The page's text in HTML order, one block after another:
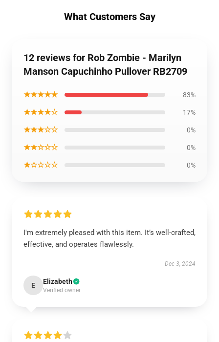
What Customers Say
12 reviews for Rob Zombie - Marilyn
Manson Capuchinho Pullover RB2709
★★★★★ 83%
★★★★☆ 17%
★★★☆☆ 0%
★★☆☆☆ 0%
★☆☆☆☆ 0%
I'm extremely pleased with this item. It’s well-crafted,
effective, and operates flawlessly.
Dec 3, 2024
E Elizabeth
Verified owner